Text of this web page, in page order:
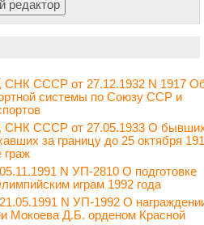
СССР от 27.12.1932 N 1917
системы по Союзу ССР и
СНК СССР от 27.05.1933 О
за границу до 25 октября
граж
N УП-2810 О подготовке
играм 1992 года
N УП-1992 О
Мокоева Д.Б. орденом Красной